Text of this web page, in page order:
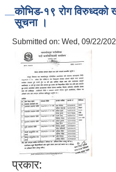
काेभिड-१९ राेग विरुध्दकाे
सूचना ।
Submitted on: Wed, 09/22/
प्रकार: